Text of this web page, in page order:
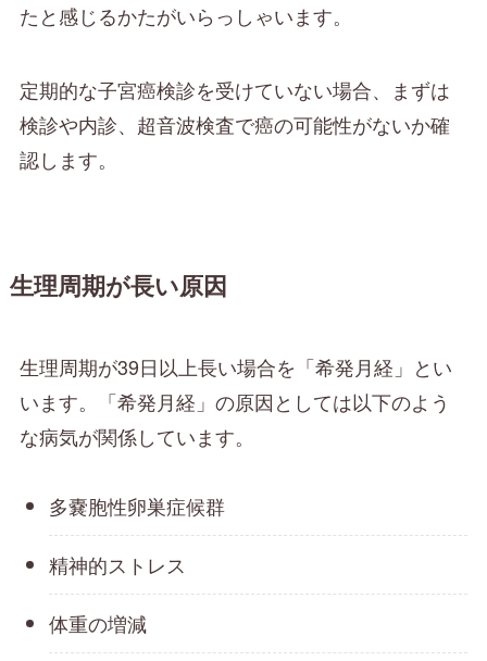
たと感じるかたがいらっしゃいます。
定期的な子宮癌検診を受けていない場合、まずは
検診や内診、超音波検査で癌の可能性がないか確
認します。
生理周期が長い原因
生理周期が39日以上長い場合を「希発月経」とい
います。「希発月経」の原因としては以下のよう
な病気が関係しています。
多嚢胞性卵巣症候群
精神的ストレス
体重の増減